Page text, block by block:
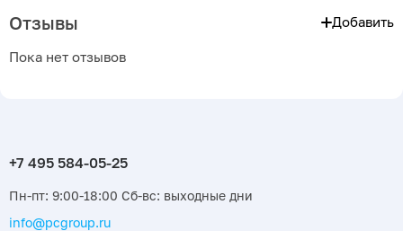
Отзывы Добавить
Пока нет отзывов
Пн-пт: 9:00-18:00 Сб-вс: выходные дни
info@pcgroup.ru